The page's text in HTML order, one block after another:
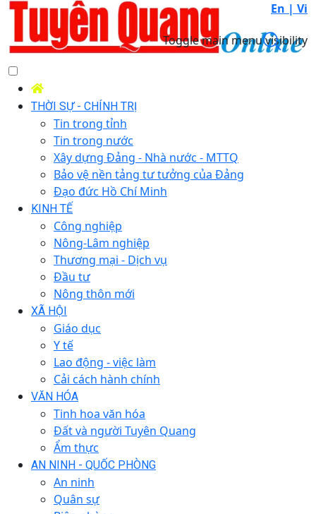
En | Vi
Toggle main menu visibility
THỜI SỰ - CHÍNH TRỊ
Tin trong tỉnh
Tin trong nước
Xây dựng Đảng - Nhà nước - MTTQ
Bảo vệ nền tảng tư tưởng của Đảng
Đạo đức Hồ Chí Minh
KINH TẾ
Công nghiệp
Nông-Lâm nghiệp
Thương mại - Dịch vụ
Đầu tư
Nông thôn mới
XÃ HỘI
Giáo dục
Y tế
Lao động - việc làm
Cải cách hành chính
VĂN HÓA
Tinh hoa văn hóa
Đất và người Tuyên Quang
Ẩm thực
AN NINH - QUỐC PHÒNG
An ninh
Quân sự